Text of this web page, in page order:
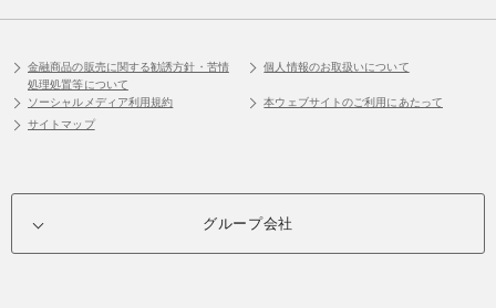
金融商品の販売に関する勧誘方針・苦情
処理処置等について
個人情報のお取扱いについて
ソーシャルメディア利用規約
本ウェブサイトのご利用にあたって
サイトマップ
グループ会社